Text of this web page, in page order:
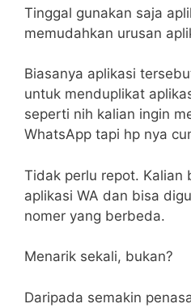
Tinggal gunakan saja
memudahkan urusan
Biasanya aplikasi
untuk menduplikat
seperti nih kalian ingin
WhatsApp tapi hp nya
Tidak perlu repot. Kalian
aplikasi WA dan bisa
nomer yang berbeda.
Menarik sekali, bukan?
Daripada semakin